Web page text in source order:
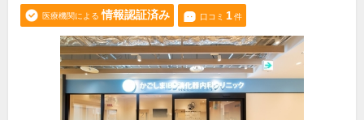
医療機関による 情報認証済み 口コミ 1件